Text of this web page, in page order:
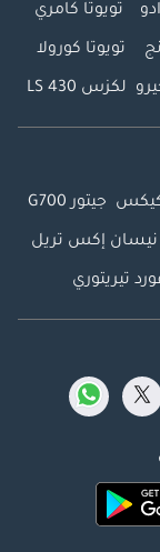
تويوتا كامري
تويوتا كورولا
لكزس LS 430
جيتور G700
نيسان إكس تريل
تيريتوري